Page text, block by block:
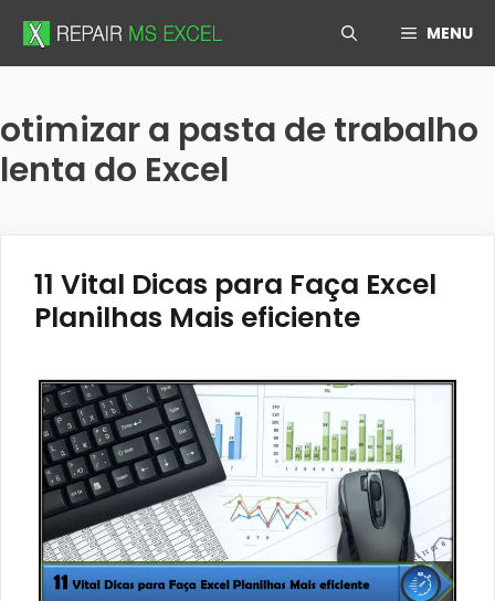
Skip
MENU
otimizar a pasta de trabalho
lenta do Excel
11 Vital Dicas para Faça Excel
Planilhas Mais eficiente